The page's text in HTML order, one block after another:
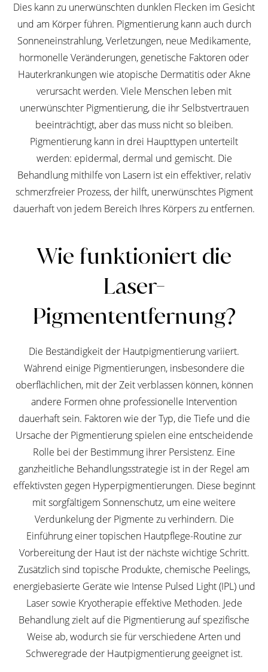
Dies kann zu unerwünschten dunklen Flecken im Gesicht
und am Körper führen. Pigmentierung kann auch durch
Sonneneinstrahlung, Verletzungen, neue Medikamente,
hormonelle Veränderungen, genetische Faktoren oder
Hauterkrankungen wie atopische Dermatitis oder Akne
verursacht werden. Viele Menschen leben mit
unerwünschter Pigmentierung, die ihr Selbstvertrauen
beeinträchtigt, aber das muss nicht so bleiben.
Pigmentierung kann in drei Haupttypen unterteilt
werden: epidermal, dermal und gemischt. Die
Behandlung mithilfe von Lasern ist ein effektiver, relativ
schmerzfreier Prozess, der hilft, unerwünschtes Pigment
dauerhaft von jedem Bereich Ihres Körpers zu entfernen.
Wie funktioniert die
Laser-
Pigmententfernung?
Die Beständigkeit der Hautpigmentierung variiert.
Während einige Pigmentierungen, insbesondere die
oberflächlichen, mit der Zeit verblassen können, können
andere Formen ohne professionelle Intervention
dauerhaft sein. Faktoren wie der Typ, die Tiefe und die
Ursache der Pigmentierung spielen eine entscheidende
Rolle bei der Bestimmung ihrer Persistenz. Eine
ganzheitliche Behandlungsstrategie ist in der Regel am
effektivsten gegen Hyperpigmentierungen. Diese beginnt
mit sorgfältigem Sonnenschutz, um eine weitere
Verdunkelung der Pigmente zu verhindern. Die
Einführung einer topischen Hautpflege-Routine zur
Vorbereitung der Haut ist der nächste wichtige Schritt.
Zusätzlich sind topische Produkte, chemische Peelings,
energiebasierte Geräte wie Intense Pulsed Light (IPL) und
Laser sowie Kryotherapie effektive Methoden. Jede
Behandlung zielt auf die Pigmentierung auf spezifische
Weise ab, wodurch sie für verschiedene Arten und
Schweregrade der Hautpigmentierung geeignet ist.